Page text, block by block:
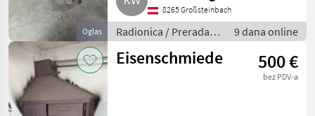
Oglas
8265 Großsteinbach
Radionica / Prerada
metala
9 dana online
Eisenschmiede 500 €
bez PDV-a